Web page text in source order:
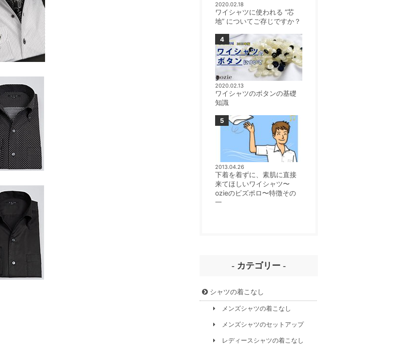
2020.02.18
ワイシャツに使われる ”芯
地” についてご存じですか？
2020.02.13
ワイシャツのボタンの基礎
知識
2013.04.26
下着を着ずに、素肌に直接
来てほしいワイシャツ〜
ozieのビズポロ〜特徴その
一
- カテゴリー -
シャツの着こなし
メンズシャツの着こなし
メンズシャツのセットアップ
レディースシャツの着こなし